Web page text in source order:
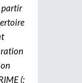
partir
(: